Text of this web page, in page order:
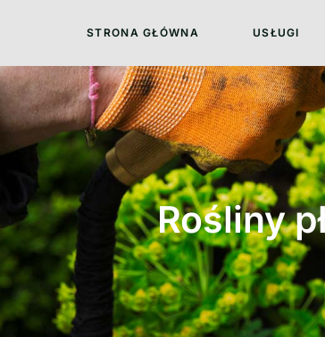
STRONA GŁÓWNA USŁUGI
Rośliny